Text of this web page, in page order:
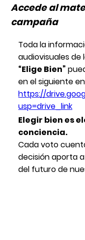
Accede al
campaña
Toda la
audiovisuales de
“Elige Bien”
en el siguiente
https://
usp=drive_link
Elegir bien es
conciencia.
Cada voto
decisión aporta
del futuro de